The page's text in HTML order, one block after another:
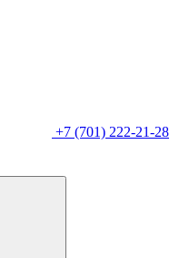
+7 (701) 222-21-28